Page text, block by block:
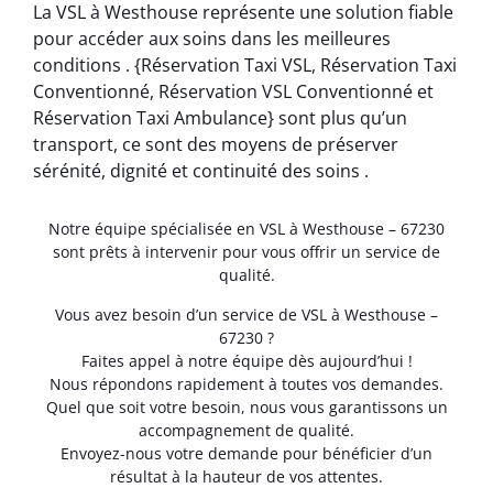
La VSL à Westhouse représente une solution fiable
pour accéder aux soins dans les meilleures
conditions . {Réservation Taxi VSL, Réservation Taxi
Conventionné, Réservation VSL Conventionné et
Réservation Taxi Ambulance} sont plus qu’un
transport, ce sont des moyens de préserver
sérénité, dignité et continuité des soins .
Notre équipe spécialisée en VSL à Westhouse – 67230
sont prêts à intervenir pour vous offrir un service de
qualité.
Vous avez besoin d’un service de VSL à Westhouse –
67230 ?
Faites appel à notre équipe dès aujourd’hui !
Nous répondons rapidement à toutes vos demandes.
Quel que soit votre besoin, nous vous garantissons un
accompagnement de qualité.
Envoyez-nous votre demande pour bénéficier d’un
résultat à la hauteur de vos attentes.